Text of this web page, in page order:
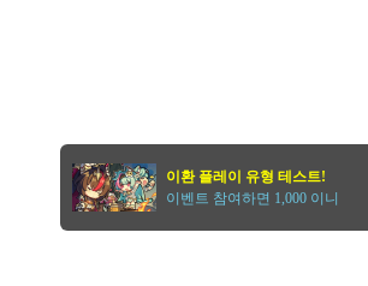
이환 플레이 유형 테스트!
이벤트 참여하면 1,000 이니